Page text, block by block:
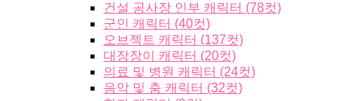
건설 공사장 인부 캐릭터 (78컷)
군인 캐릭터 (40컷)
오브젝트 캐릭터 (137컷)
대장장이 캐릭터 (20컷)
의료 및 병원 캐릭터 (24컷)
음악 및 춤 캐릭터 (32컷)